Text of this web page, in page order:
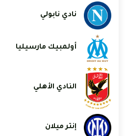
نادي نابولي
أولمبيك مارسيليا
النادي الأهلي
إنتر ميلان